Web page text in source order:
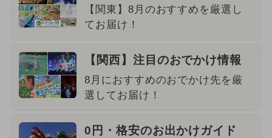
【関東】8月のおすすめを厳選し
てお届け！
【関西】注目のおでかけ情報
8月におすすめのおでかけ先を厳
選してお届け！
0円・格安のお出かけガイド